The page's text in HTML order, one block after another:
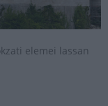
elemei lassan